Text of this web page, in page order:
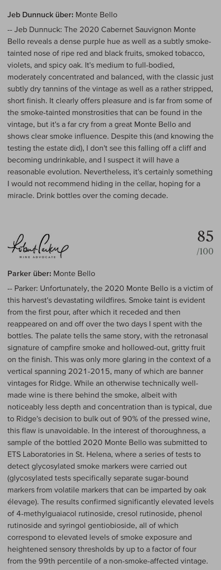
Jeb Dunnuck über: Monte Bello
-- Jeb Dunnuck: The 2020 Cabernet Sauvignon Monte
Bello reveals a dense purple hue as well as a subtly smoke-
tainted nose of ripe red and black fruits, smoked tobacco,
violets, and spicy oak. It's medium to full-bodied,
moderately concentrated and balanced, with the classic just
subtly dry tannins of the vintage as well as a rather stripped,
short finish. It clearly offers pleasure and is far from some of
the smoke-tainted monstrosities that can be found in the
vintage, but it's a far cry from a great Monte Bello and
shows clear smoke influence. Despite this (and knowing the
testing the estate did), I don't see this falling off a cliff and
becoming undrinkable, and I suspect it will have a
reasonable evolution. Nevertheless, it's certainly something
I would not recommend hiding in the cellar, hoping for a
miracle. Drink bottles over the coming decade.
85
/100
Parker über: Monte Bello
-- Parker: Unfortunately, the 2020 Monte Bello is a victim of
this harvest's devastating wildfires. Smoke taint is evident
from the first pour, after which it receded and then
reappeared on and off over the two days I spent with the
bottles. The palate tells the same story, with the retronasal
signature of campfire smoke and hollowed-out, gritty fruit
on the finish. This was only more glaring in the context of a
vertical spanning 2021-2015, many of which are banner
vintages for Ridge. While an otherwise technically well-
made wine is there behind the smoke, albeit with
noticeably less depth and concentration than is typical, due
to Ridge's decision to bulk out of 90% of the pressed wine,
this flaw is unavoidable. In the interest of thoroughness, a
sample of the bottled 2020 Monte Bello was submitted to
ETS Laboratories in St. Helena, where a series of tests to
detect glycosylated smoke markers were carried out
(glycosylated tests specifically separate sugar-bound
markers from volatile markers that can be imparted by oak
élevage). The results confirmed significantly elevated levels
of 4-methylguaiacol rutinoside, cresol rutinoside, phenol
rutinoside and syringol gentiobioside, all of which
correspond to elevated levels of smoke exposure and
heightened sensory thresholds by up to a factor of four
from the 99th percentile of a non-smoke-affected vintage.